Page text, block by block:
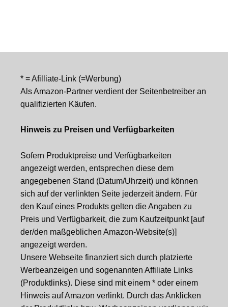
* = Afilliate-Link (=Werbung)
Als Amazon-Partner verdient der Seitenbetreiber an
qualifizierten Käufen.
Hinweis zu Preisen und Verfügbarkeiten
Sofern Produktpreise und Verfügbarkeiten
angezeigt werden, entsprechen diese dem
angegebenen Stand (Datum/Uhrzeit) und können
sich auf der verlinkten Seite jederzeit ändern. Für
den Kauf eines Produkts gelten die Angaben zu
Preis und Verfügbarkeit, die zum Kaufzeitpunkt [auf
der/den maßgeblichen Amazon-Website(s)]
angezeigt werden.
Unsere Webseite finanziert sich durch platzierte
Werbeanzeigen und sogenannten Affiliate Links
(Produktlinks). Diese sind mit einem * oder einem
Hinweis auf Amazon verlinkt. Durch das Anklicken